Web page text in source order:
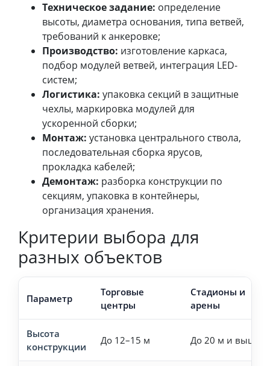
Техническое задание: определение
высоты, диаметра основания, типа ветвей,
требований к анкеровке;
Производство: изготовление каркаса,
подбор модулей ветвей, интеграция LED-
систем;
Логистика: упаковка секций в защитные
чехлы, маркировка модулей для
ускоренной сборки;
Монтаж: установка центрального ствола,
последовательная сборка ярусов,
прокладка кабелей;
Демонтаж: разборка конструкции по
секциям, упаковка в контейнеры,
организация хранения.
Критерии выбора для
разных объектов
Параметр
Торговые
центры
Стадионы и
арены
Высота
конструкции
До 12–15 м До 20 м и выше